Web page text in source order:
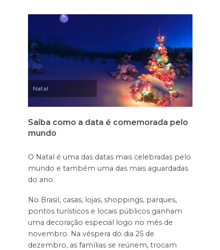
Natal
Saiba como a data é comemorada pelo
mundo
O Natal é uma das datas mais celebradas pelo
mundo e também uma das mais aguardadas
do ano.
No Brasil, casas, lojas, shoppings, parques,
pontos turísticos e locais públicos ganham
uma decoração especial logo no mês de
novembro. Na véspera do dia 25 de
dezembro, as famílias se reúnem, trocam